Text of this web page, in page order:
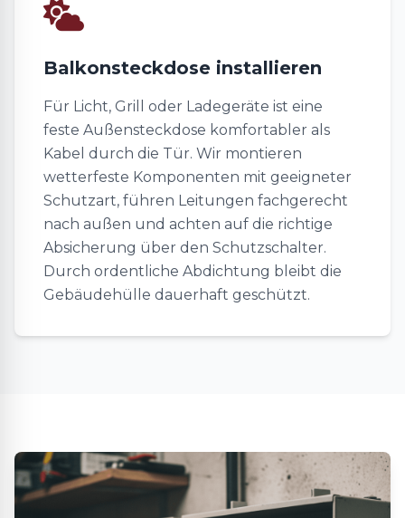
Balkonsteckdose installieren
Für Licht, Grill oder Ladegeräte ist eine
feste Außensteckdose komfortabler als
Kabel durch die Tür. Wir montieren
wetterfeste Komponenten mit geeigneter
Schutzart, führen Leitungen fachgerecht
nach außen und achten auf die richtige
Absicherung über den Schutzschalter.
Durch ordentliche Abdichtung bleibt die
Gebäudehülle dauerhaft geschützt.